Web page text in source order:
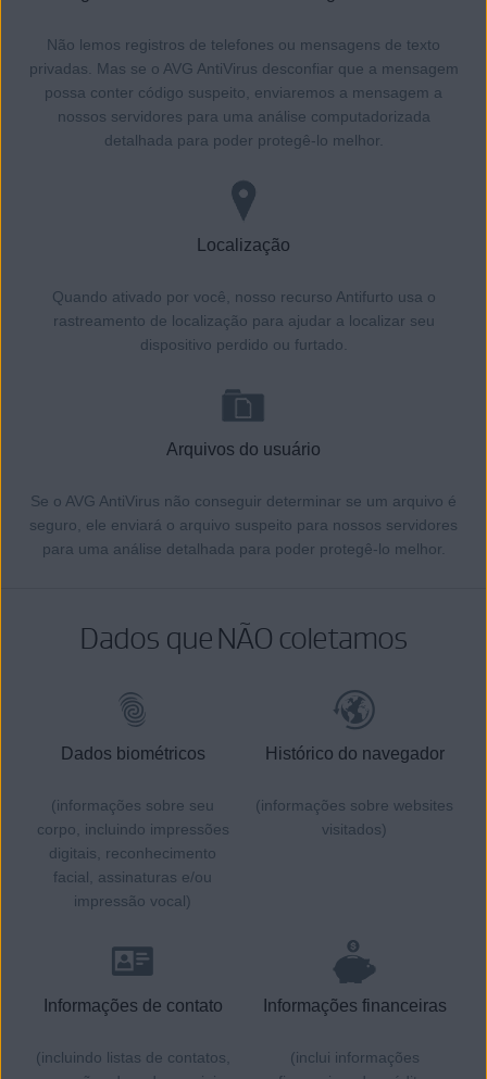
Não lemos registros de telefones ou mensagens de texto
privadas. Mas se o AVG AntiVirus desconfiar que a mensagem
possa conter código suspeito, enviaremos a mensagem a
nossos servidores para uma análise computadorizada
detalhada para poder protegê-lo melhor.
Localização
Quando ativado por você, nosso recurso Antifurto usa o
rastreamento de localização para ajudar a localizar seu
dispositivo perdido ou furtado.
Arquivos do usuário
Se o AVG AntiVirus não conseguir determinar se um arquivo é
seguro, ele enviará o arquivo suspeito para nossos servidores
para uma análise detalhada para poder protegê-lo melhor.
Dados que NÃO coletamos
Dados biométricos
(informações sobre seu
corpo, incluindo impressões
digitais, reconhecimento
facial, assinaturas e/ou
impressão vocal)
Histórico do navegador
(informações sobre websites
visitados)
Informações de contato
(incluindo listas de contatos,
Informações financeiras
(inclui informações